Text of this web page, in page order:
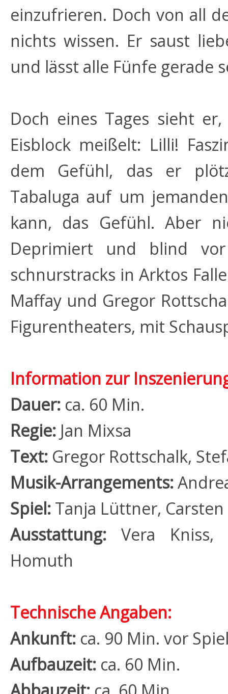
einzufrieren. Doch von all
nichts wissen. Er saust
und lässt alle Fünfe gerade
Doch eines Tages sieht
Eisblock meißelt: Lilli!
dem Gefühl, das er
Tabaluga auf um
kann, das Gefühl. Aber
Deprimiert und blind
schnurstracks in Arktos
Maffay und Gregor
Figurentheaters, mit
Information zur
Dauer: ca. 60 Min.
Regie: Jan Mixsa
Text:Gregor Rottschalk,
Musik-Arrangements:
Spiel: Tanja Lüttner,
Ausstattung: Vera Kniss,
Homuth
Technische Angaben:
Ankunft:ca. 90 Min. vor
Aufbauzeit:ca. 60 Min.